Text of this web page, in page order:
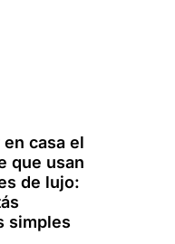
casa el
que usan
de lujo:
simples